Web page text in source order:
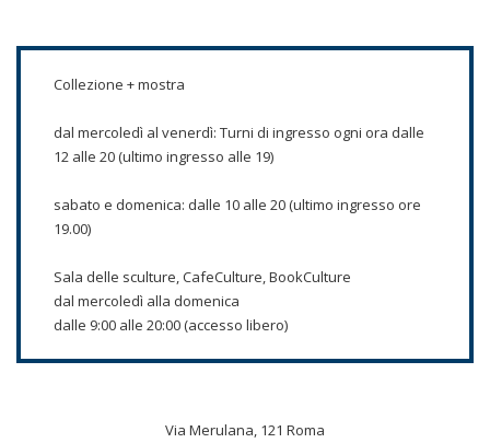
Collezione + mostra
dal mercoledì al venerdì: Turni di ingresso ogni ora dalle
12 alle 20 (ultimo ingresso alle 19)
sabato e domenica: dalle 10 alle 20 (ultimo ingresso ore
19.00)
Sala delle sculture, CafeCulture, BookCulture
dal mercoledì alla domenica
dalle 9:00 alle 20:00 (accesso libero)
Via Merulana, 121 Roma